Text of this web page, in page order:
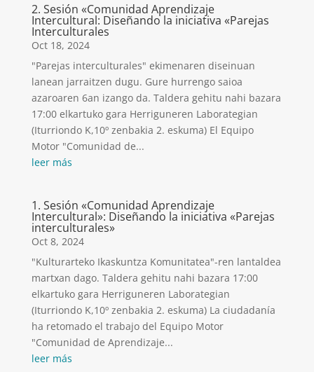
2. Sesión «Comunidad Aprendizaje
Intercultural: Diseñando la iniciativa «Parejas
Interculturales
Oct 18, 2024
"Parejas interculturales" ekimenaren diseinuan
lanean jarraitzen dugu. Gure hurrengo saioa
azaroaren 6an izango da. Taldera gehitu nahi bazara
17:00 elkartuko gara Herriguneren Laborategian
(Iturriondo K,10º zenbakia 2. eskuma) El Equipo
Motor "Comunidad de...
leer más
1. Sesión «Comunidad Aprendizaje
Intercultural»: Diseñando la iniciativa «Parejas
interculturales»
Oct 8, 2024
"Kulturarteko Ikaskuntza Komunitatea"-ren lantaldea
martxan dago. Taldera gehitu nahi bazara 17:00
elkartuko gara Herriguneren Laborategian
(Iturriondo K,10º zenbakia 2. eskuma) La ciudadanía
ha retomado el trabajo del Equipo Motor
"Comunidad de Aprendizaje...
leer más